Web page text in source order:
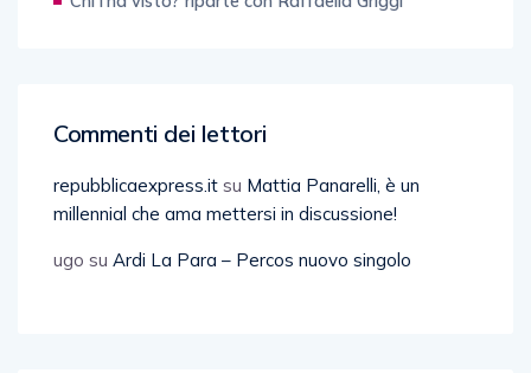
Commenti dei lettori
repubblicaexpress.it su Mattia Panarelli, è un
millennial che ama mettersi in discussione!
ugo su Ardi La Para – Percos nuovo singolo